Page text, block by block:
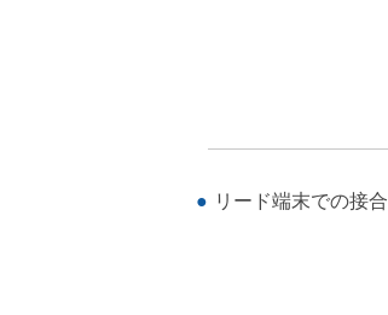
リード端末での接合